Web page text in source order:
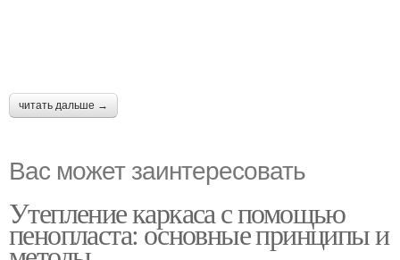
читать дальше →
Вас может заинтересовать
Утепление каркаса с помощью
пенопласта: основные принципы и